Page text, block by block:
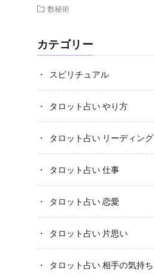
数秘術
カテゴリー
スピリチュアル
タロット占い やり方
タロット占い リーディング
タロット占い 仕事
タロット占い 恋愛
タロット占い 片思い
タロット占い 相手の気持ち